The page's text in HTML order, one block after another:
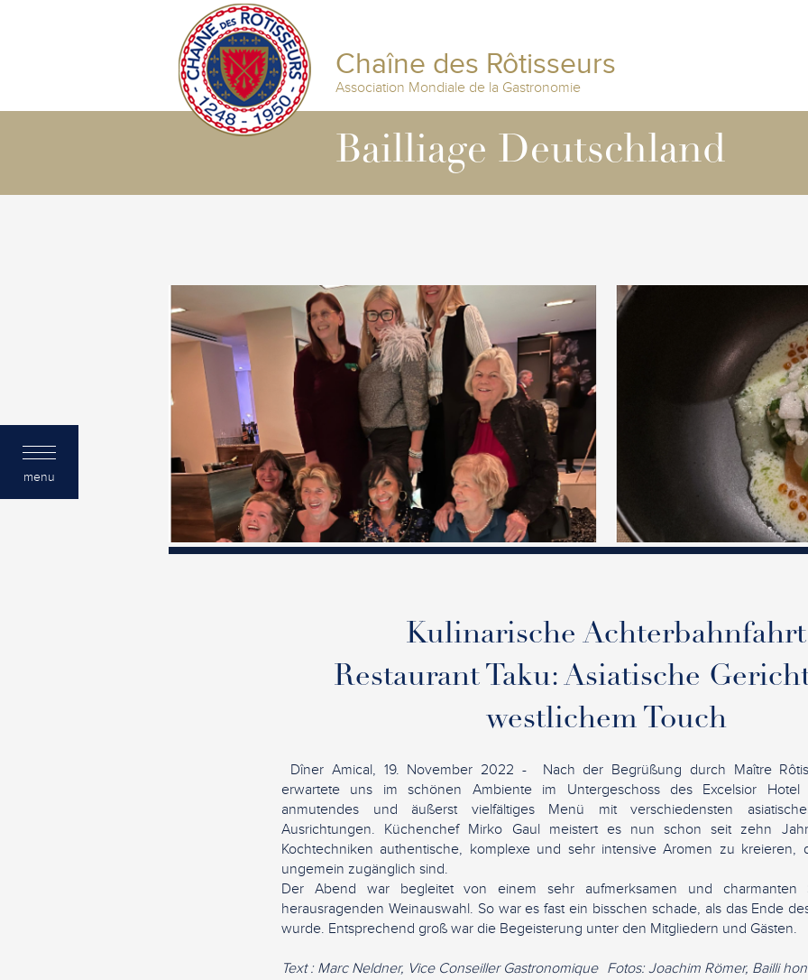
menu
Chaîne des Rôtisseurs
Association Mondiale de la Gastronomie
Bailliage Deutschland
Kulinarische Achterbahnfahrt
Restaurant Taku: Asiatische
westlichem Touch
Dîner Amical, 19. November 2022 - Nach der Begrüßung durch Maître
erwartete uns im schönen Ambiente im Untergeschoss des Excelsior Hotel
anmutendes und äußerst vielfältiges Menü mit verschiedensten
Ausrichtungen. Küchenchef Mirko Gaul meistert es nun schon seit zehn
Kochtechniken authentische, komplexe und sehr intensive Aromen zu kreieren,
ungemein zugänglich sind.
Der Abend war begleitet von einem sehr aufmerksamen und charmanten
herausragenden Weinauswahl. So war es fast ein bisschen schade, als das Ende
wurde. Entsprechend groß war die Begeisterung unter den Mitgliedern und Gästen.
Text : Marc Neldner, Vice Conseiller Gastronomique Fotos: Joachim Römer, Bailli